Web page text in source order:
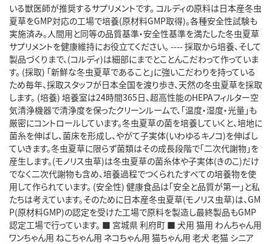
いる獣医師が推奨するサプリメントです。 コルディの原料は日本産冬虫
夏草をGMP対応の工場で培養(原材料GMP取得)。各種安全性試験も
実施済み。人間用と同等の品質基準・安全性基準を満たした冬虫夏草
サプリメントを健康維持にお役立てください。 ---- 採取から培養、そして
製品づくりまで、(コルディ)は細部にまでとことんこだわって作っていま
す。 (採取) 「新鮮な冬虫夏草であること」に強いこだわりを持っている
ため毎年、採取スタッフが日本全国を渡り歩き、天然の冬虫夏草を採取
します。 (培養) 培養室は24時間365日、超高性能のHEPAフィルター空
気清浄機器で清浄度を保ったクリーンルームで、「温度・湿度・光量」も
厳密にコントロールしています。冬虫夏草の菌を培養していくと、培地に
菌糸を伸ばし、菌床を形成し、やがて子実体(いわゆるキノコ)を伸ばし
ていきます。冬虫夏草に限らず菌類はその成長段階で「二次代謝物」を
産生します。(モノリス虫草)は冬虫夏草の菌糸体や子実体(きのこ)だけ
でなく二次代謝物も含め、培養過程でつくられたすべての培養物を使
用して作られています。 (安全性) 健康食品は「安全と品質が第一」と私
たちは考えています。そのために日本産冬虫夏草(モノリス虫草)は、GM
P(原材料GMP)の認定を受けた工場で原料を製造し最終製品もGMP
認定工場で行っています。 ■ 宮城県 利府町 ■ 犬用 猫用 わんちゃん用
ワンちゃん用 ねこちゃん用 ネコちゃん用 猫ちゃん用 老犬 老猫 シニア